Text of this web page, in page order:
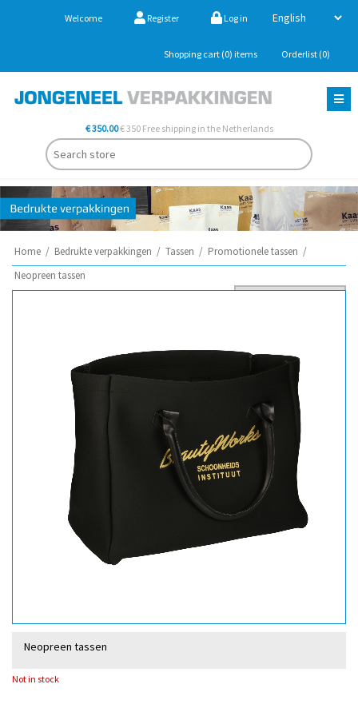
Welcome Register Log in
Shopping cart (0) items Orderlist (0)
€ 350.00€ 350 Free shipping in the Netherlands
Home / Bedrukte verpakkingen / Tassen / Promotionele tassen /
Neopreen tassen
Neopreen tassen
Not in stock